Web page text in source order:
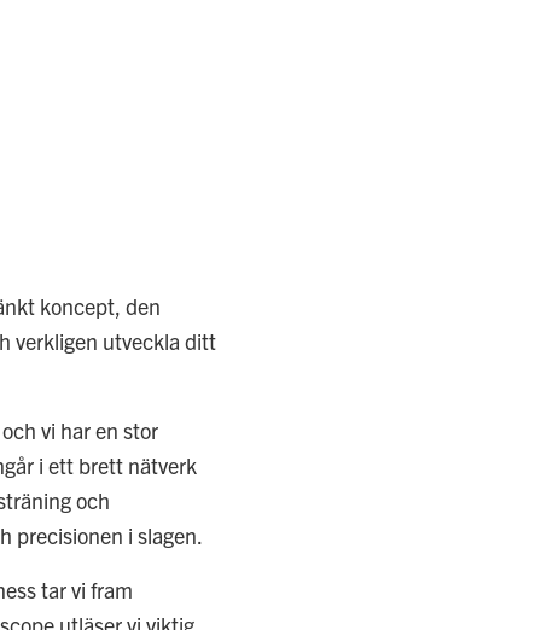
koncept, den
verkligen utveckla ditt
vi har en stor
i ett brett nätverk
och
precisionen i slagen.
tar vi fram